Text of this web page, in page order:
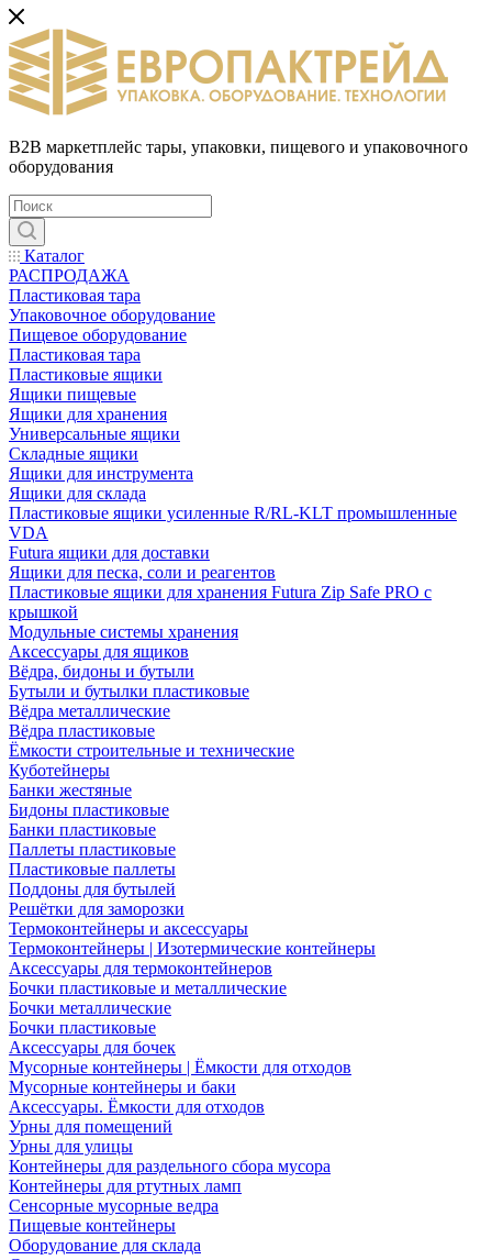
B2B маркетплейс тары, упаковки, пищевого и упаковочного
оборудования
Каталог
РАСПРОДАЖА
Пластиковая тара
Упаковочное оборудование
Пищевое оборудование
Пластиковая тара
Пластиковые ящики
Ящики пищевые
Ящики для хранения
Универсальные ящики
Складные ящики
Ящики для инструмента
Ящики для склада
Пластиковые ящики усиленные R/RL-KLT промышленные
VDA
Futura ящики для доставки
Ящики для песка, соли и реагентов
Пластиковые ящики для хранения Futura Zip Safe PRO с
крышкой
Модульные системы хранения
Аксессуары для ящиков
Вёдра, бидоны и бутыли
Бутыли и бутылки пластиковые
Вёдра металлические
Вёдра пластиковые
Ёмкости строительные и технические
Куботейнеры
Банки жестяные
Бидоны пластиковые
Банки пластиковые
Паллеты пластиковые
Пластиковые паллеты
Поддоны для бутылей
Решётки для заморозки
Термоконтейнеры и аксессуары
Термоконтейнеры | Изотермические контейнеры
Аксессуары для термоконтейнеров
Бочки пластиковые и металлические
Бочки металлические
Бочки пластиковые
Аксессуары для бочек
Мусорные контейнеры | Ёмкости для отходов
Мусорные контейнеры и баки
Аксессуары. Ёмкости для отходов
Урны для помещений
Урны для улицы
Контейнеры для раздельного сбора мусора
Контейнеры для ртутных ламп
Сенсорные мусорные ведра
Пищевые контейнеры
Оборудование для склада